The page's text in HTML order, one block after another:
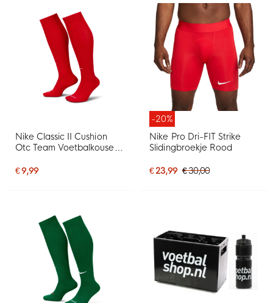
Nike Classic II Cushion
Otc Team Voetbalkousen
€ 9,99
-20%
Nike Pro Dri-FIT Strike
Slidingbroekje Rood
€ 23,99 € 30,00